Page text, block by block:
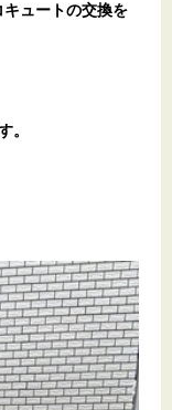
ュートの交換を
。